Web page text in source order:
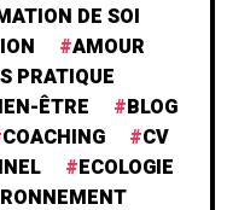
DE SOI
AMOUR
PRATIQUE
ÊTRE
BLOG
COACHING
CV
ECOLOGIE